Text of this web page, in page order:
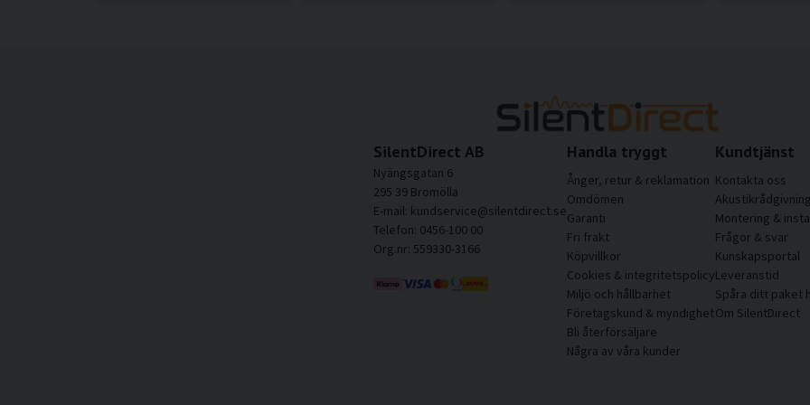
SilentDirect AB
Nyängsgatan 6
295 39 Bromölla
E-mail: kundservice@silentdirect.se
Telefon: 0456-100 00
Org.nr: 559330-3166
Handla tryggt
Ånger, retur & reklamation
Omdömen
Garanti
Fri frakt
Köpvillkor
Cookies & integritetspolicy
Miljö och hållbarhet
Företagskund & myndighet
Bli återförsäljare
Några av våra kunder
Kundtjänst
Kontakta oss
Akustikrådgivning
Montering &
Frågor & svar
Kunskapsportal
Leveranstid
Spåra ditt paket
Om SilentDirect